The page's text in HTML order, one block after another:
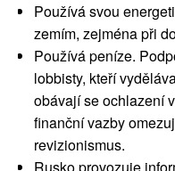
Používá svou
zemím, zejména při
Používá peníze.
lobbisty, kteří
obávají se ochlazení
finanční vazby
revizionismus.